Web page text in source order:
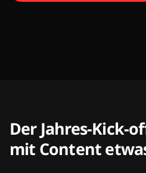
Der Jahres-Kick-
mit Content